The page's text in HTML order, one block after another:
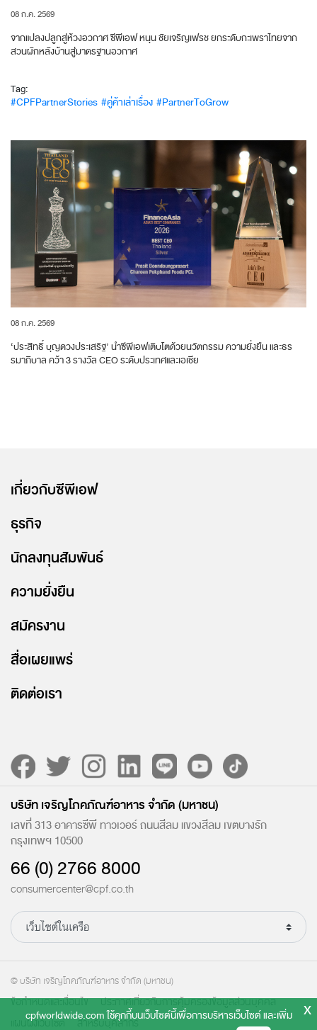
08 ก.ค. 2569
จากแปลงปลูกสู่ห้วงอวกาศ ซีพีเอฟ หนุน ชัยเจริญเฟรช ยกระดับกะเพราไทยจาก
สวนผักหลังบ้านสู่มาตรฐานอวกาศ
Tag:
#CPFPartnerStories #คู่ค้าเล่าเรื่อง #PartnerToGrow
08 ก.ค. 2569
‘ประสิทธิ์ บุญดวงประเสริฐ’ นำซีพีเอฟเติบโตด้วยนวัตกรรม ความยั่งยืน และธร
รมาภิบาล คว้า 3 รางวัล CEO ระดับประเทศและเอเชีย
cpfworldwide.com ใช้คุกกี้บนเว็บไซต์นี้เพื่อการบริหารเว็บไซต์ และเพิ่ม x
เกี่ยวกับซีพีเอฟ
ธุรกิจ
นักลงทุนสัมพันธ์
ความยั่งยืน
สมัครงาน
สื่อเผยแพร่
ติดต่อเรา
บริษัท เจริญโภคภัณฑ์อาหาร จำกัด (มหาชน)
เลขที่ 313 อาคารซีพี ทาวเวอร์ ถนนสีลม แขวงสีลม เขตบางรัก
กรุงเทพฯ 10500
66 (0) 2766 8000
consumercenter@cpf.co.th
© บริษัท เจริญโภคภัณฑ์อาหาร จำกัด (มหาชน)
ข้อกำหนดและเงื่อนไข
ประกาศเกี่ยวกับการคุ้มครองข้อมูลส่วนบุคคล
แผนผังเว็บไซต์
สำหรับบุคลากร